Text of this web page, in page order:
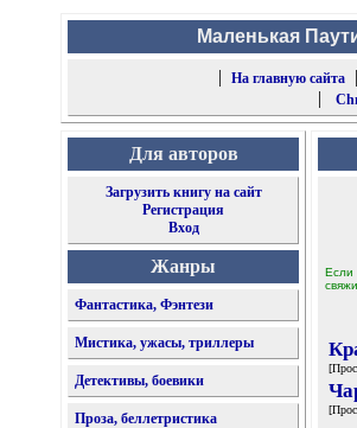
Маленькая
|
На главную сайта
|
Для авторов
Загрузить книгу на сайт
Регистрация
Вход
Жанры
Фантастика, Фэнтези
Мистика, ужасы, триллеры
Детективы, боевики
Проза, беллетристика
Если